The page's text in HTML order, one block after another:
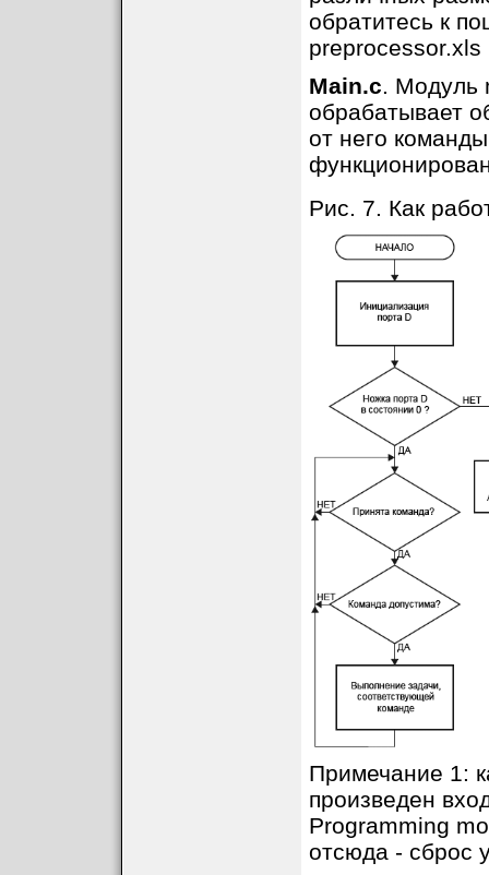
обратитесь к
Main.c. Модуль
обрабатывает
от него
Рис. 7. Как
Примечание 1:
произведен
Programming
отсюда - сброс